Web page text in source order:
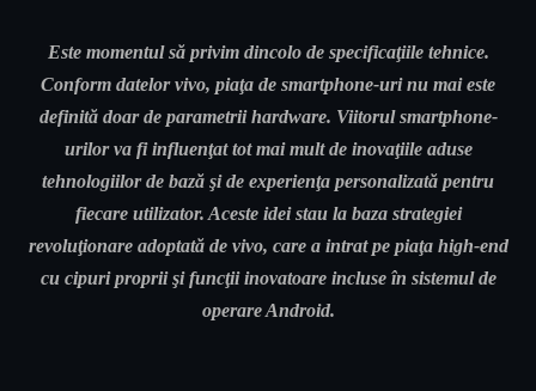
Este momentul să privim dincolo de specificaţiile tehnice.
Conform datelor vivo, piaţa de smartphone-uri nu mai este
definită doar de parametrii hardware. Viitorul smartphone-
urilor va fi influenţat tot mai mult de inovaţiile aduse
tehnologiilor de bază şi de experienţa personalizată pentru
fiecare utilizator. Aceste idei stau la baza strategiei
revoluţionare adoptată de vivo, care a intrat pe piaţa high-end
cu cipuri proprii şi funcţii inovatoare incluse în sistemul de
operare Android.